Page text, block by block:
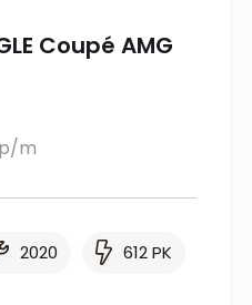
Coupé AMG
m
2020 612 PK